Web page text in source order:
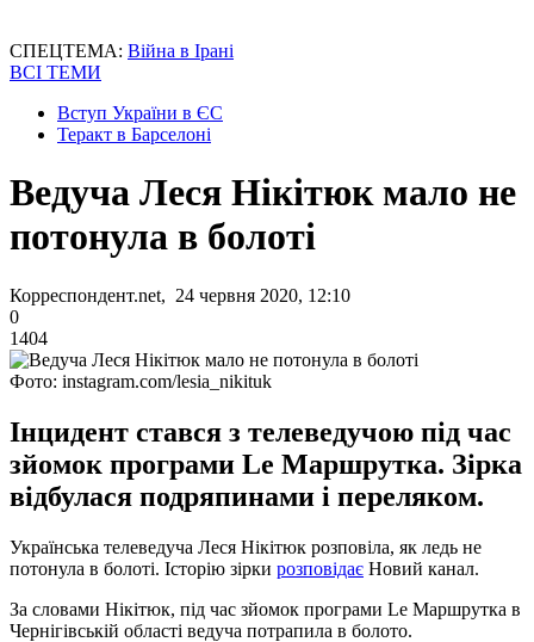
СПЕЦТЕМА: Війна в Ірані
ВСІ ТЕМИ
Вступ України в ЄС
Теракт в Барселоні
Ведуча Леся Нікітюк мало не
потонула в болоті
Корреспондент.net, 24 червня 2020, 12:10
0
1404
Фото: instagram.com/lesia_nikituk
Інцидент стався з телеведучою під час
зйомок програми Le Маршрутка. Зірка
відбулася подряпинами і переляком.
Українська телеведуча Леся Нікітюк розповіла, як ледь не
потонула в болоті. Історію зірки розповідає Новий канал.
За словами Нікітюк, під час зйомок програми Le Маршрутка в
Чернігівській області ведуча потрапила в болото.